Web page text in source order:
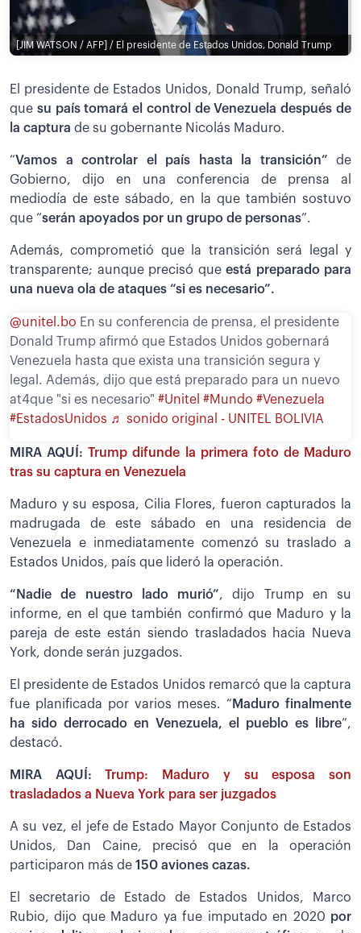
[JIM WATSON / AFP] / El presidente de Estados Unidos, Donald Trump
El presidente de Estados Unidos, Donald Trump, señaló
que su país tomará el control de Venezuela después de
la captura de su gobernante Nicolás Maduro.
“Vamos a controlar el país hasta la transición” de
Gobierno, dijo en una conferencia de prensa al
mediodía de este sábado, en la que también sostuvo
que “serán apoyados por un grupo de personas”.
Además, comprometió que la transición será legal y
transparente; aunque precisó que está preparado para
una nueva ola de ataques “si es necesario”.
@unitel.bo En su conferencia de prensa, el presidente
Donald Trump afirmó que Estados Unidos gobernará
Venezuela hasta que exista una transición segura y
legal. Además, dijo que está preparado para un nuevo
at4que "si es necesario" #Unitel #Mundo #Venezuela
#EstadosUnidos ♬ sonido original - UNITEL BOLIVIA
MIRA AQUÍ:Trump difunde la primera foto de Maduro
tras su captura en Venezuela
Maduro y su esposa, Cilia Flores, fueron capturados la
madrugada de este sábado en una residencia de
Venezuela e inmediatamente comenzó su traslado a
Estados Unidos, país que lideró la operación.
“Nadie de nuestro lado murió”, dijo Trump en su
informe, en el que también confirmó que Maduro y la
pareja de este están siendo trasladados hacia Nueva
York, donde serán juzgados.
El presidente de Estados Unidos remarcó que la captura
fue planificada por varios meses. “ Maduro finalmente
ha sido derrocado en Venezuela, el pueblo es libre”,
destacó.
MIRA AQUÍ:Trump: Maduro y su esposa son
trasladados a Nueva York para ser juzgados
A su vez, el jefe de Estado Mayor Conjunto de Estados
Unidos, Dan Caine, precisó que en la operación
participaron más de 150 aviones cazas.
El secretario de Estado de Estados Unidos, Marco
Rubio, dijo que Maduro ya fue imputado en 2020 por